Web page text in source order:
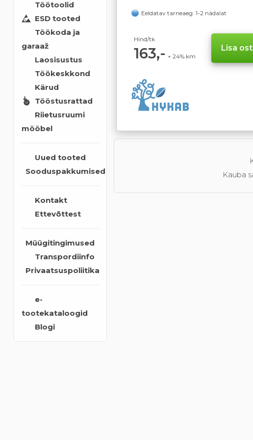
Töötoolid
ESD tooted
Töökoda ja
garaaž
Laosisustus
Töökeskkond
Kärud
Tööstusrattad
Riietusruumi
mööbel
Uued tooted
Sooduspakkumised
Kontakt
Ettevõttest
Müügitingimused
Transpordiinfo
Privaatsuspoliitika
e-
tootekataloogid
Blogi
Eeldatav tarneaeg: 1-2 nädalat
Hind/tk
163,- + 24% km
Kauba